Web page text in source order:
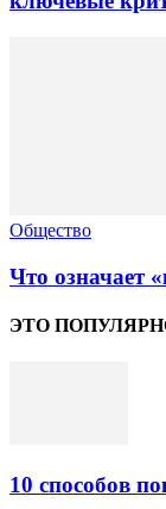
Общество
Что означает
ЭТО
10 способов